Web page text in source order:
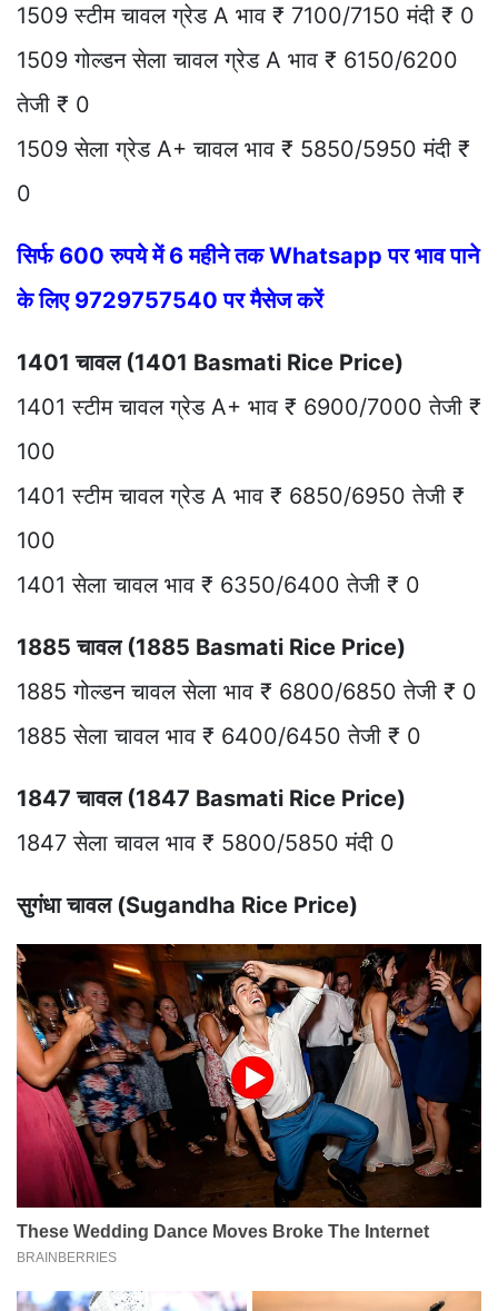
1509 स्टीम चावल ग्रेड A भाव ₹ 7100/7150 मंदी ₹ 0
1509 गोल्डन सेला चावल ग्रेड A भाव ₹ 6150/6200
तेजी ₹ 0
1509 सेला ग्रेड A+ चावल भाव ₹ 5850/5950 मंदी ₹
0
सिर्फ 600 रुपये में 6 महीने तक Whatsapp पर भाव पाने
के लिए 9729757540 पर मैसेज करें
1401 चावल (1401 Basmati Rice Price)
1401 स्टीम चावल ग्रेड A+ भाव ₹ 6900/7000 तेजी ₹
100
1401 स्टीम चावल ग्रेड A भाव ₹ 6850/6950 तेजी ₹
100
1401 सेला चावल भाव ₹ 6350/6400 तेजी ₹ 0
1885 चावल (1885 Basmati Rice Price)
1885 गोल्डन चावल सेला भाव ₹ 6800/6850 तेजी ₹ 0
1885 सेला चावल भाव ₹ 6400/6450 तेजी ₹ 0
1847 चावल (1847 Basmati Rice Price)
1847 सेला चावल भाव ₹ 5800/5850 मंदी 0
सुगंधा चावल (Sugandha Rice Price)